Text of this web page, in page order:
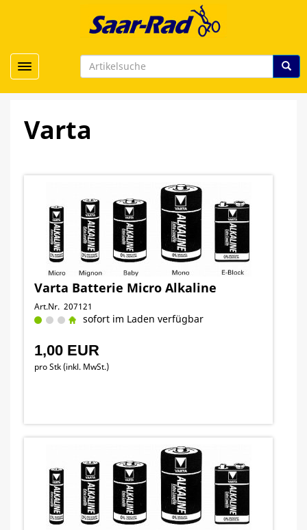
Toggle navigation
Varta
Varta Batterie Micro Alkaline
Art.Nr. 207121
sofort im Laden verfügbar
1,00 EUR
pro Stk (inkl. MwSt.)